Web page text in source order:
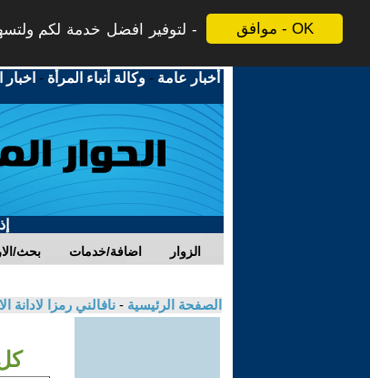
موافق - OK
لتوفير افضل خدمة لكم
أخبار عامة -وكالة أنباء المرأة -
بحث/ اضافة/خدمات الزوار
الصفحة الرئيسية - نافالني رمزا لادانة